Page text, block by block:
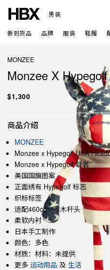
男装
新到货品 品牌 服装 鞋履
MONZEE
Monzee X
$1,300
商品介绍
MONZEE
Monzee x Hypegolf USA
Monzee x Hypegolf 联名
美国国旗图案
正面绣有 Hypegolf 标志
织标标签
适配460cc一号木杆头
柔软内衬
日本手工制作
颜色：多色
材质：材料：未提供
更多 运动用品 及 生活